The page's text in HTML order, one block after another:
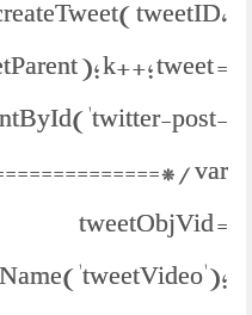
tweetID,
); k++; tweet =
post-
var
tweetObjVid =